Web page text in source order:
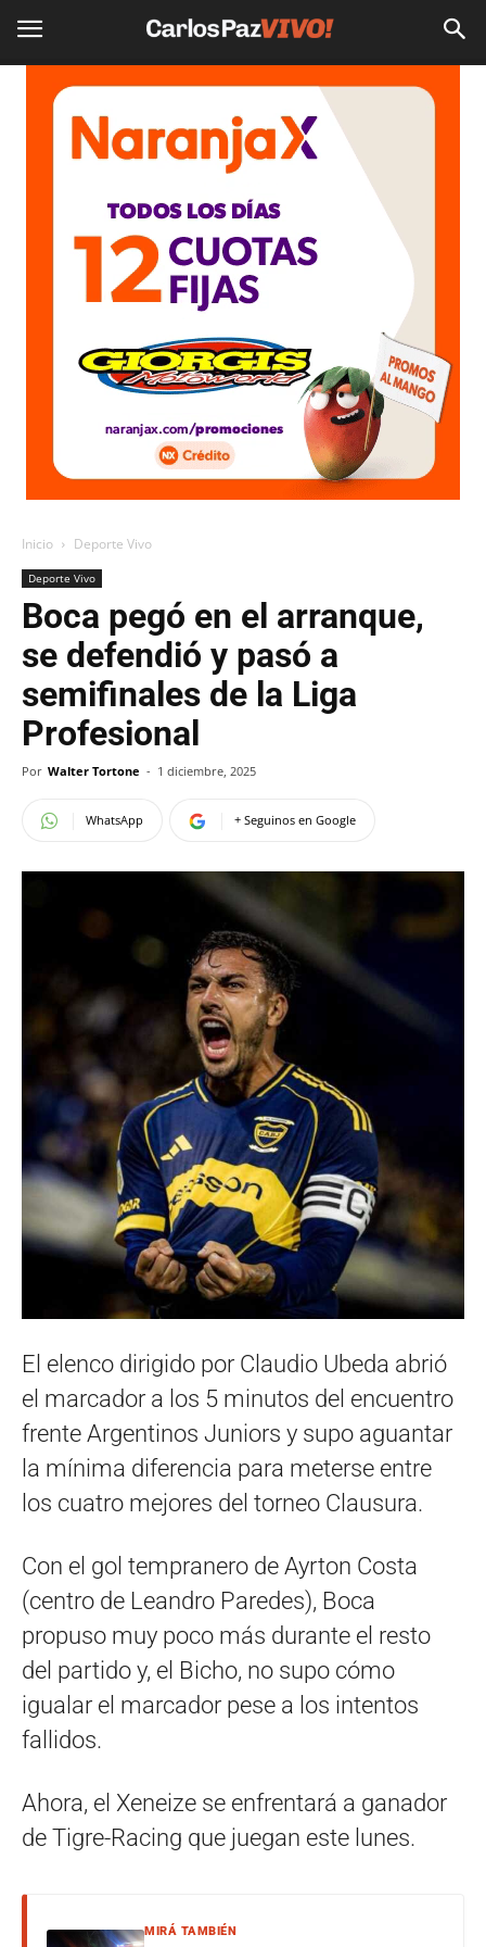
Inicio Deporte Vivo
Deporte Vivo
Boca pegó en el arranque,
se defendió y pasó a
semifinales de la Liga
Profesional
Por Walter Tortone - 1 diciembre, 2025
WhatsApp + Seguinos en Google
El elenco dirigido por Claudio Ubeda abrió
el marcador a los 5 minutos del encuentro
frente Argentinos Juniors y supo aguantar
la mínima diferencia para meterse entre
los cuatro mejores del torneo Clausura.
Con el gol tempranero de Ayrton Costa
(centro de Leandro Paredes), Boca
propuso muy poco más durante el resto
del partido y, el Bicho, no supo cómo
igualar el marcador pese a los intentos
fallidos.
Ahora, el Xeneize se enfrentará a ganador
de Tigre-Racing que juegan este lunes.
MIRÁ TAMBIÉN